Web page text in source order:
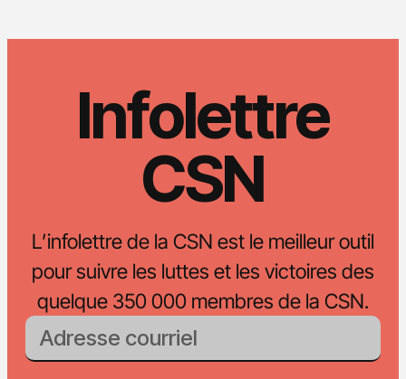
Infolettre
CSN
L’infolettre de la CSN est le meilleur outil
pour suivre les luttes et les victoires des
quelque 350 000 membres de la CSN.